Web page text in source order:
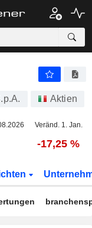
Aktien
Veränd. 1. Jan.
-17,25 %